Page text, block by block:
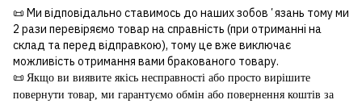
📜 Ми відповідально ставимось до наших зобовʼязань тому ми
2 рази перевіряємо товар на справність (при отриманні на
склад та перед відправкою), тому це вже виключає
можливість отримання вами бракованого товару.
📜 Якщо ви виявите якісь несправності або просто вирішите
повернути товар, ми гарантуємо обмін або повернення коштів за